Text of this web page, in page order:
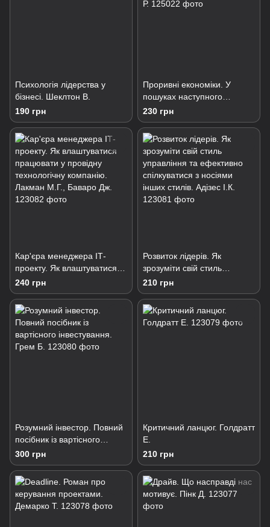
Психологія лідерства у
бізнесі. Шеклтон В.
190 грн
Проривні економіки. У
пошуках наступного
економічного дива. Шарма
Р.
230 грн
Кар'єра менеджера ІТ-
проекту. Як влаштуватися
працювати у провідну
технологічну компанію.
Лакман М.Г., Баваро Дж.
240 грн
Розвиток лідерів. Як
зрозуміти свій стиль
управління та ефективно
спілкуватися з носіями
інших стилів. Адізес І.К.
210 грн
Розумний інвестор. Повний
посібник із вартісного
інвестування. Грем Б.
300 грн
Критичний ланцюг. Голдратт
Е.
210 грн